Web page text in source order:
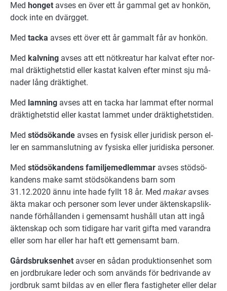
Med hong­et av­ses en över ett år gam­mal get av hon­kön,
dock inte en dvärg­get.
Med tacka av­ses ett över ett år gam­malt får av hon­kön.
Med kalv­ning av­ses att ett nöt­kre­a­tur har kal­vat ef­ter nor­
mal dräk­tig­hets­tid el­ler kas­tat kal­ven ef­ter minst sju må­
na­der lång dräk­tig­het.
Med lam­ning av­ses att en tacka har lam­mat ef­ter nor­mal
dräk­tig­hets­tid el­ler kas­tat lam­met un­der dräktighetsti­den.
Med stöd­sö­kan­de av­ses en fy­sisk el­ler ju­ri­disk per­son el­
ler en sam­man­slut­ning av fy­sis­ka el­ler ju­ri­dis­ka perso­ner.
Med stöd­sö­kan­dens fa­mil­je­med­lem­mar av­ses stöd­sö­
kan­dens make samt stöd­sö­kan­dens barn som
31.12.2020 än­nu inte hade fyllt 18 år. Med ma­karav­ses
äk­ta ma­kar och per­so­ner som le­ver un­der äktenskaps­lik­
nan­de för­hål­lan­den i ge­men­samt hus­håll utan att in­gå
äk­ten­skap och som ti­di­ga­re har va­rit gif­ta med var­and­ra
el­ler som har el­ler har haft ett ge­men­samt barn.
Gårds­bruksen­het av­ser en så­dan pro­duk­tions­en­het som
en jord­bru­ka­re le­der och som an­vänds för bedrivande av
jord­bruk samt bil­das av en el­ler fle­ra fas­tig­he­ter el­ler de­lar